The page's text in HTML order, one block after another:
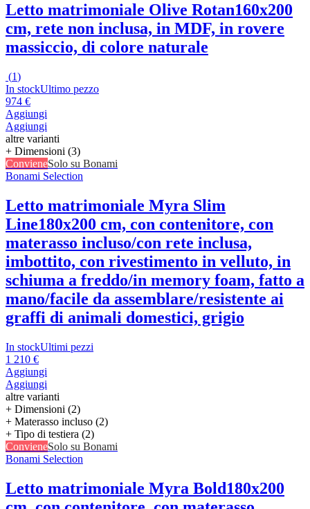
Letto matrimoniale Olive Rotan160x200
cm, rete non inclusa, in MDF, in rovere
massiccio, di colore naturale
(1)
In stockUltimo pezzo
974 €
Aggiungi
Aggiungi
altre varianti
+ Dimensioni (3)
ConvieneSolo su Bonami
Bonami Selection
Letto matrimoniale Myra Slim
Line180x200 cm, con contenitore, con
materasso incluso/con rete inclusa,
imbottito, con rivestimento in velluto, in
schiuma a freddo/in memory foam, fatto a
mano/facile da assemblare/resistente ai
graffi di animali domestici, grigio
In stockUltimi pezzi
1 210 €
Aggiungi
Aggiungi
altre varianti
+ Dimensioni (2)
+ Materasso incluso (2)
+ Tipo di testiera (2)
ConvieneSolo su Bonami
Bonami Selection
Letto matrimoniale Myra Bold180x200